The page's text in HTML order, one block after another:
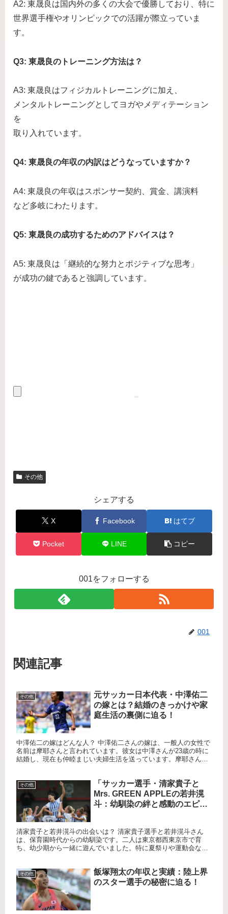
A2: 東晟良は国内外の多くの大会で優勝しており、特に
世界選手権やオリンピックでの活躍が際立っていま
す。
Q3: 東晟良のトレーニング方法は？
A3: 東晟良はフィジカルトレーニングに加え、
メンタルトレーニングとしてヨガやメディテーション
を
取り入れています。
Q4: 東晟良の年収の内訳はどうなっていますか？
A4: 東晟良の年収はスポンサー契約、賞金、講演料
など多岐にわたります。
Q5: 東晟良の成功するためのアドバイスは？
A5: 東晟良は「継続的な努力とポジティブな思考」
が成功の鍵であると強調しています。
その他
シェアする
X Facebook はてブ
Pocket LINE コピー
001をフォローする
001
関連記事
その他
元サッカー日本代表・中澤佑二
の嫁とは？結婚のきっかけや家
庭生活の裏側に迫る！
中澤佑二の嫁はどんな人？ 中澤佑二さんの嫁は、一般人の女性で
名前は摩耶さんと言われています。彼女は中澤さんが23歳の時に
結婚し、現在も仲睦まじい夫婦生活を送っています。摩耶さんは
その他
「サッカー選手・清家貴子と
Mrs. GREEN APPLEの若井滉
斗：幼馴染の絆と感動のエピソ
清家貴子と若井滉斗の出会いは？ 清家貴子選手と若井滉斗さん
は、保育園時代からの幼馴染です。二人は東京都西東京市で育
ち、幼少期から一緒に遊んでいました。特に夏祭りや運動会など
その他
飯塚翔太の年収と実績：陸上界
のスター選手の秘密に迫る！